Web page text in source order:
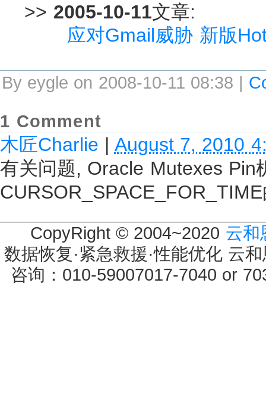
>> 2005-10-11文章:
应对Gmail威胁 新版
By eygle on 2008-10-11 08:38 |
1 Comment
木匠Charlie | August 7, 2010
有关问题, Oracle Mutexes Pin
CopyRight © 2004~2020 云和
数据恢复·紧急救援·性能优化 云
咨询：010-59007017-7040 or